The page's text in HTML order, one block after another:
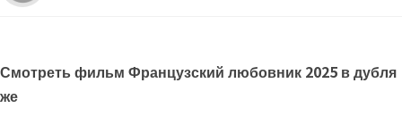
Смотреть фильм Французский любовник 2025 в дубля
же